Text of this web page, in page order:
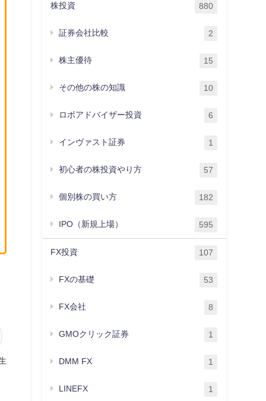
株投資 880
証券会社比較 2
株主優待 15
その他の株の知識 10
ロボアドバイザー投資 6
インヴァスト証券 1
初心者の株投資やり方 57
個別株の買い方 182
IPO（新規上場） 595
FX投資 107
FXの基礎 53
FX会社 8
GMOクリック証券 1
DMM FX 1
LINEFX 1